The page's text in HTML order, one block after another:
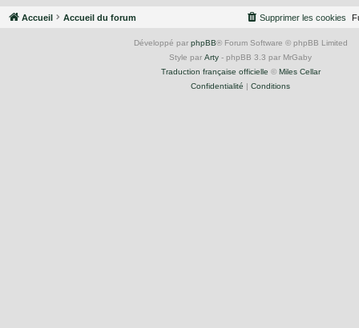
Accueil Accueil du forum Supprimer les cookies
Développé par phpBB® Forum Software © phpBB Limited
Style par Arty - phpBB 3.3 par MrGaby
Traduction française officielle © Miles Cellar
Confidentialité | Conditions